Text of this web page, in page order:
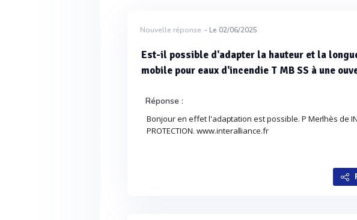
Nouvelle réponse - Le 02/06/2025
Est-il possible d'adapter la hauteur et la
mobile pour eaux d'incendie T MB SS à une
Réponse :
Bonjour en effet l'adaptation est possible. P Merlhès de
PROTECTION. www.interalliance.fr